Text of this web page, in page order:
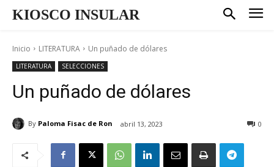
KIOSCO INSULAR
Inicio LITERATURA Un puñado de dólares
LITERATURA SELECCIONES
Un puñado de dólares
By Paloma Fisac de Ron abril 13, 2023 0